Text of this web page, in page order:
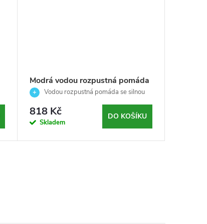
Modrá vodou rozpustná pomáda
pro muže se silnou fixací pro
všechny typy vlasů - Reuzel –
340g
Vodou rozpustná pomáda se silnou
818 Kč
Skladem
DO KOŠÍKU